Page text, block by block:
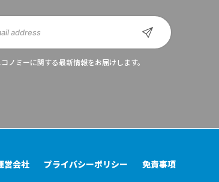
ノミーに関する最新情報をお届けします。
営会社 プライバシーポリシー 免責事項